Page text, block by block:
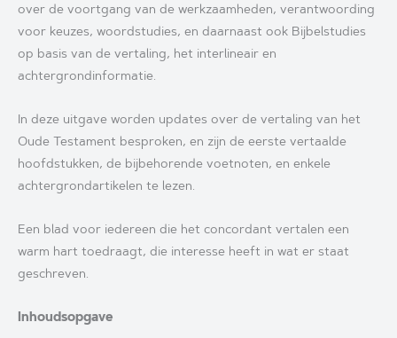
aantal
over de voortgang van de werkzaamheden, verantwoording
voor keuzes, woordstudies, en daarnaast ook Bijbelstudies
op basis van de vertaling, het interlineair en
achtergrondinformatie.
In deze uitgave worden updates over de vertaling van het
Oude Testament besproken, en zijn de eerste vertaalde
hoofdstukken, de bijbehorende voetnoten, en enkele
achtergrondartikelen te lezen.
Een blad voor iedereen die het concordant vertalen een
warm hart toedraagt, die interesse heeft in wat er staat
geschreven.
Inhoudsopgave